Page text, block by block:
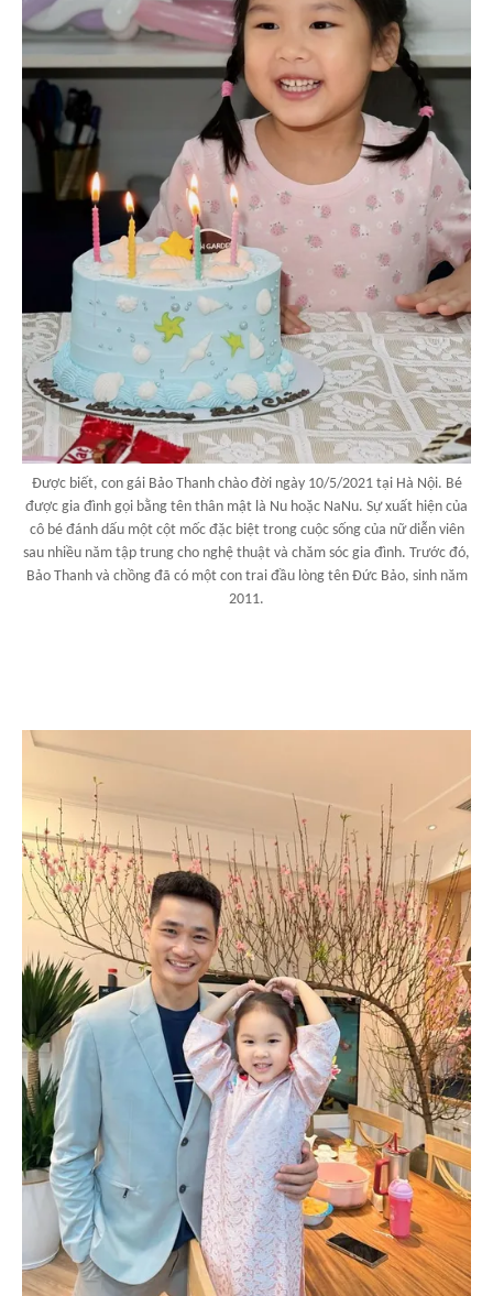
Được biết, con gái Bảo Thanh chào đời ngày 10/5/2021 tại Hà Nội. Bé
được gia đình gọi bằng tên thân mật là Nu hoặc NaNu. Sự xuất hiện của
cô bé đánh dấu một cột mốc đặc biệt trong cuộc sống của nữ diễn viên
sau nhiều năm tập trung cho nghệ thuật và chăm sóc gia đình. Trước đó,
Bảo Thanh và chồng đã có một con trai đầu lòng tên Đức Bảo, sinh năm
2011.